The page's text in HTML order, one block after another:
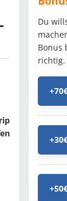
Du
Bonus
richtig.